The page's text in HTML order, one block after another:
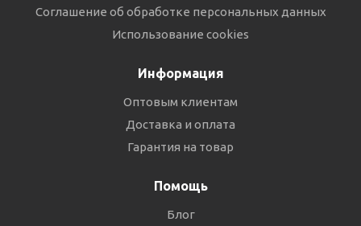
Соглашение об обработке персональных данных
Использование cookies
Информация
Оптовым клиентам
Доставка и оплата
Гарантия на товар
Помощь
Блог